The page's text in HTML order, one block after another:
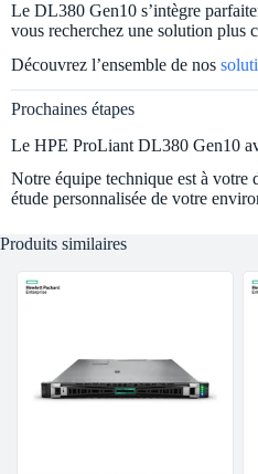
Le DL380 Gen10 s’intègre
vous recherchez une solution plus
Découvrez l’ensemble de nos
Prochaines étapes
Le HPE ProLiant DL380 Gen10
Notre équipe technique est à votre
étude personnalisée de votre
Produits similaires